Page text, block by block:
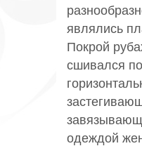
являлись
Покрой
сшивался
одеждой